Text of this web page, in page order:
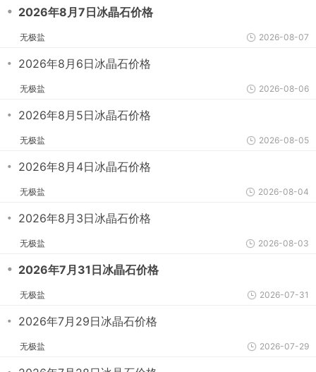
・ 2026年8月7日冰晶石价格
无极盐 2026-08-07
・ 2026年8月6日冰晶石价格
无极盐 2026-08-06
・ 2026年8月5日冰晶石价格
无极盐 2026-08-05
・ 2026年8月4日冰晶石价格
无极盐 2026-08-04
・ 2026年8月3日冰晶石价格
无极盐 2026-08-03
・ 2026年7月31日冰晶石价格
无极盐 2026-07-31
・ 2026年7月29日冰晶石价格
无极盐 2026-07-29